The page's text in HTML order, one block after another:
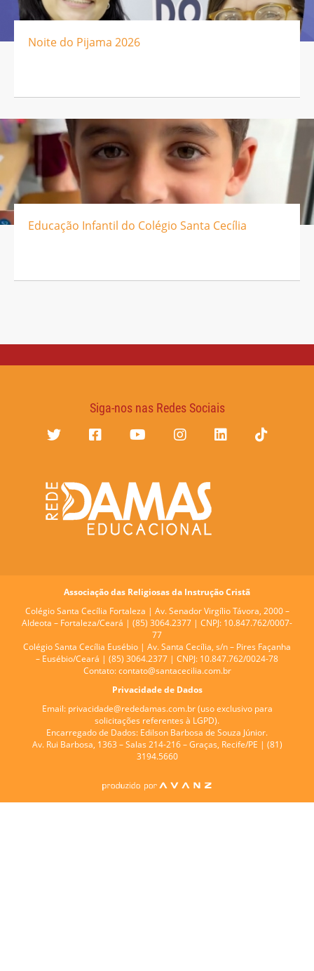
Noite do Pijama 2026
Educação Infantil do Colégio Santa Cecília
Siga-nos nas Redes Sociais
Associação das Religiosas da Instrução Cristã
Colégio Santa Cecília Fortaleza | Av. Senador Virgílio Távora, 2000 –
Aldeota – Fortaleza/Ceará | (85) 3064.2377 | CNPJ: 10.847.762/0007-
77
Colégio Santa Cecília Eusébio | Av. Santa Cecília, s/n – Pires Façanha
– Eusébio/Ceará | (85) 3064.2377 | CNPJ: 10.847.762/0024-78
Contato: contato@santacecilia.com.br
Privacidade de Dados
Email: privacidade@rededamas.com.br(uso exclusivo para
solicitações referentes à LGPD).
Encarregado de Dados: Edilson Barbosa de Souza Júnior.
Av. Rui Barbosa, 1363 – Salas 214-216 – Graças, Recife/PE | (81)
3194.5660